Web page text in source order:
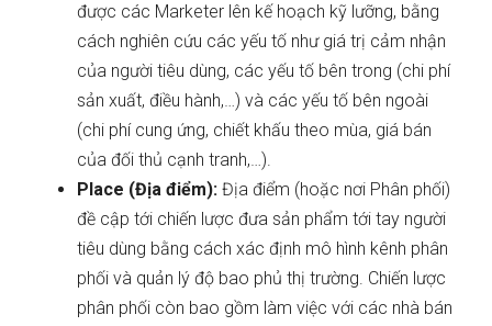
được các Marketer lên kế hoạch kỹ lưỡng, bằng
cách nghiên cứu các yếu tố như giá trị cảm nhận
của người tiêu dùng, các yếu tố bên trong (chi phí
sản xuất, điều hành,…) và các yếu tố bên ngoài
(chi phí cung ứng, chiết khấu theo mùa, giá bán
của đối thủ cạnh tranh,…).
Place (Địa điểm): Địa điểm (hoặc nơi Phân phối)
đề cập tới chiến lược đưa sản phẩm tới tay người
tiêu dùng bằng cách xác định mô hình kênh phân
phối và quản lý độ bao phủ thị trường. Chiến lược
phân phối còn bao gồm làm việc với các nhà bán